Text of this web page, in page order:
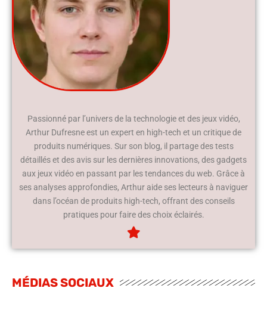
Passionné par l’univers de la technologie et des jeux vidéo,
Arthur Dufresne est un expert en high-tech et un critique de
produits numériques. Sur son blog, il partage des tests
détaillés et des avis sur les dernières innovations, des gadgets
aux jeux vidéo en passant par les tendances du web. Grâce à
ses analyses approfondies, Arthur aide ses lecteurs à naviguer
dans l’océan de produits high-tech, offrant des conseils
pratiques pour faire des choix éclairés.
MÉDIAS SOCIAUX